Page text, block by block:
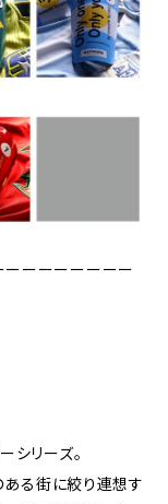
ーーーーーーー
シリーズ。
る街に絞り連想す